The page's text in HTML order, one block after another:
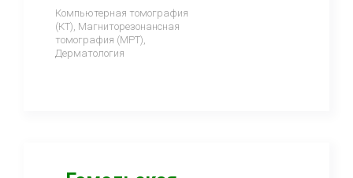
Компьютерная томография
(КТ), Магниторезонансная
томография (МРТ),
Дерматология